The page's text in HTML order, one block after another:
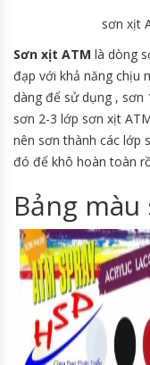
sơn xịt
Sơn xịt ATM là dòng
đạp với khả năng chịu
dàng để sử dụng , sơn
sơn 2-3 lớp sơn xịt
nên sơn thành các lớp
đó để khô hoàn toàn
Bảng